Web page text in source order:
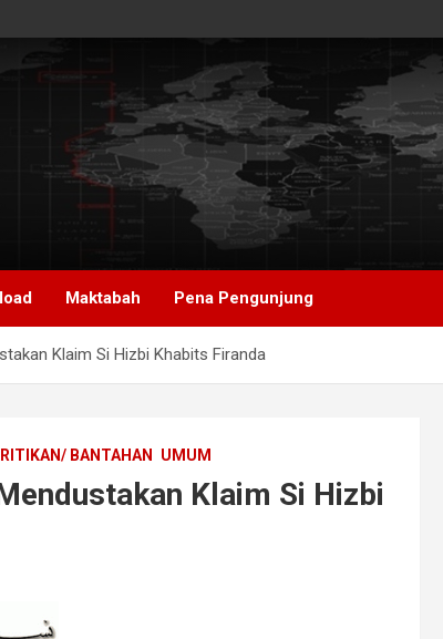
Maktabah Pena Pengunjung
Klaim Si Hizbi Khabits Firanda
BANTAHAN UMUM
Klaim Si Hizbi